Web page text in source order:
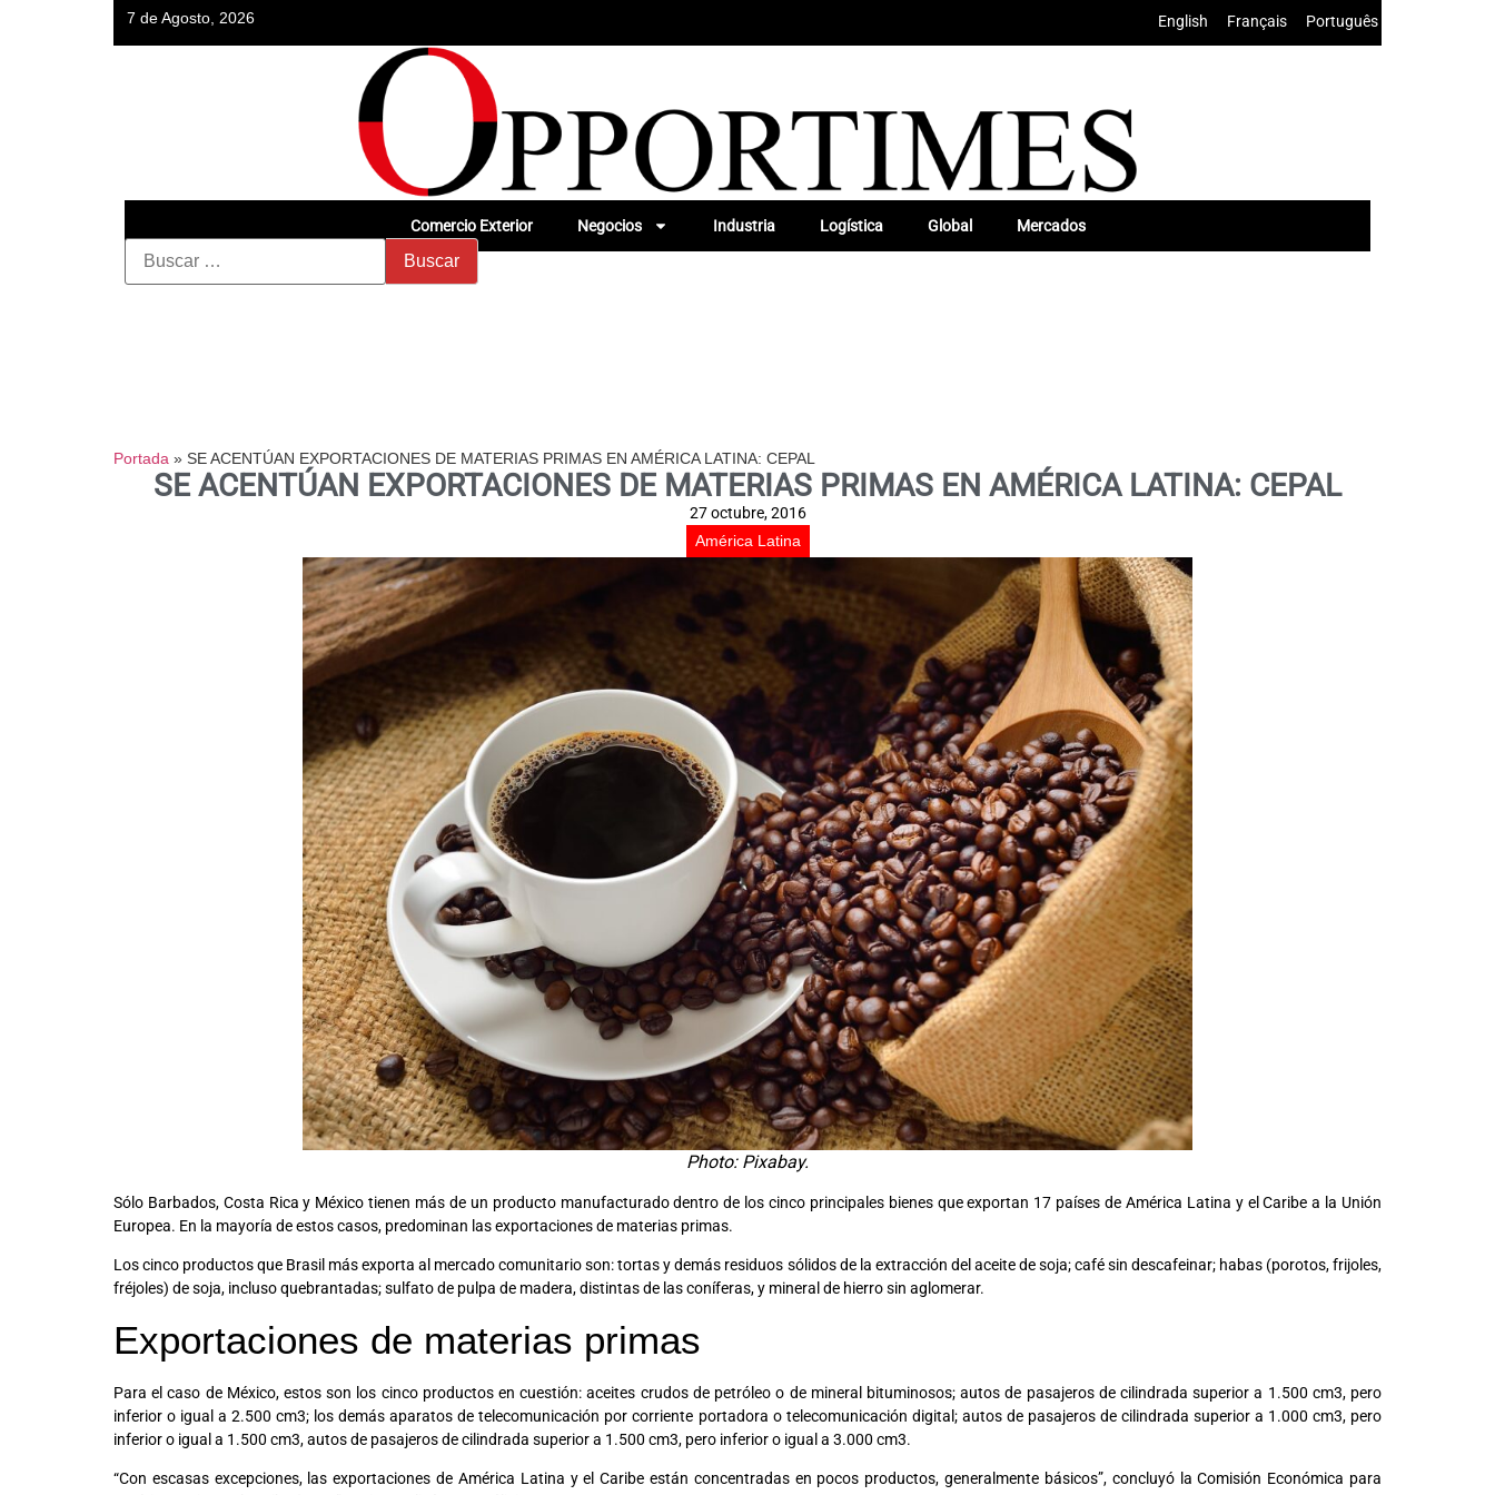
7 de Agosto, 2026 English Français Português
Comercio Exterior Negocios Industria Logística Global Mercados
Portada » SE ACENTÚAN EXPORTACIONES DE MATERIAS PRIMAS EN AMÉRICA LATINA: CEPAL
SE ACENTÚAN EXPORTACIONES DE MATERIAS PRIMAS EN AMÉRICA LATINA: CEPAL
27 octubre, 2016
América Latina
Photo: Pixabay.
Sólo Barbados, Costa Rica y México tienen más de un producto manufacturado dentro de los cinco principales bienes que exportan 17 países de América Latina y el Caribe a la Unión
Europea. En la mayoría de estos casos, predominan las exportaciones de materias primas.
Los cinco productos que Brasil más exporta al mercado comunitario son: tortas y demás residuos sólidos de la extracción del aceite de soja; café sin descafeinar; habas (porotos, frijoles,
fréjoles) de soja, incluso quebrantadas; sulfato de pulpa de madera, distintas de las coníferas, y mineral de hierro sin aglomerar.
Exportaciones de materias primas
Para el caso de México, estos son los cinco productos en cuestión: aceites crudos de petróleo o de mineral bituminosos; autos de pasajeros de cilindrada superior a 1.500 cm3, pero
inferior o igual a 2.500 cm3; los demás aparatos de telecomunicación por corriente portadora o telecomunicación digital; autos de pasajeros de cilindrada superior a 1.000 cm3, pero
inferior o igual a 1.500 cm3, autos de pasajeros de cilindrada superior a 1.500 cm3, pero inferior o igual a 3.000 cm3.
“Con escasas excepciones, las exportaciones de América Latina y el Caribe están concentradas en pocos productos, generalmente básicos”, concluyó la Comisión Económica para